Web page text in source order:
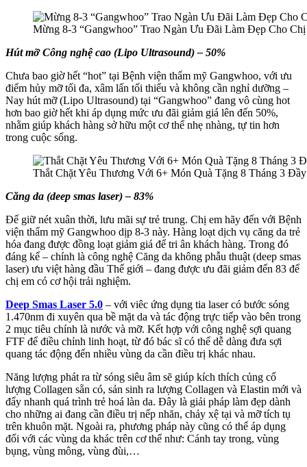
Mừng 8-3 “Gangwhoo” Trao Ngàn Ưu Đãi Làm Đẹp Cho
Hút mỡ Công nghệ cao (Lipo Ultrasound) – 50%
Chưa bao giờ hết “hot” tại Bệnh viện thẩm mỹ Gangwhoo, với ưu
điểm hủy mỡ tối đa, xâm lấn tối thiểu và không cần nghỉ dưỡng –
Nay hút mỡ (Lipo Ultrasound) tại “Gangwhoo” đang vô cùng hot
hơn bao giờ hết khi áp dụng mức ưu đãi giảm giá lên đến 50%,
nhằm giúp khách hàng sở hữu một cơ thể nhẹ nhàng, tự tin hơn
trong cuộc sống.
Thắt Chặt Yêu Thương Với 6+ Món Quà Tặng 8 Tháng 3
Căng da (deep smas laser) – 83%
Để giữ nét xuân thời, lưu mãi sự trẻ trung. Chị em hãy đến với Bệnh
viện thẩm mỹ Gangwhoo dịp 8-3 này. Hàng loạt dịch vụ căng da trẻ
hóa đang được đồng loạt giảm giá để tri ân khách hàng. Trong đó
đáng kể – chính là công nghệ Căng da không phẫu thuật (deep smas
laser) ưu việt hàng đầu Thế giới – đang được ưu đãi giảm đến 83 để
chị em có cơ hội trải nghiệm.
Deep Smas Laser 5.0 – với viêc ứng dụng tia laser có bước sóng
1.470nm đi xuyên qua bề mặt da và tác động trực tiếp vào bên trong
2 mục tiêu chính là nước và mỡ. Kết hợp với công nghệ sợi quang
FTF để điều chỉnh linh hoạt, từ đó bác sĩ có thể dễ dàng đưa sợi
quang tác động đến nhiều vùng da cần điều trị khác nhau.
Năng lượng phát ra từ sóng siêu âm sẽ giúp kích thích củng cố
lượng Collagen sẵn có, sản sinh ra lượng Collagen và Elastin mới và
đẩy nhanh quá trình trẻ hoá làn da. Đây là giải pháp làm đẹp dành
cho những ai đang cần điều trị nếp nhăn, chảy xệ tại và mỡ tích tụ
trên khuôn mặt. Ngoài ra, phương pháp này cũng có thể áp dụng
đối với các vùng da khác trên cơ thể như: Cánh tay trong, vùng
bụng, vùng mông, vùng đùi,…